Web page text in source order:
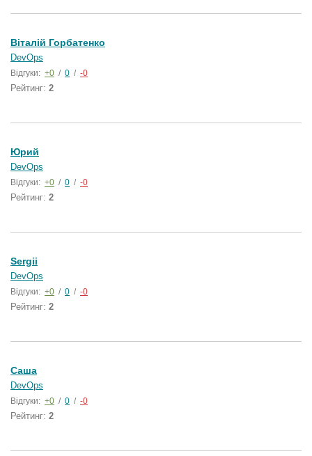
Віталій Горбатенко
DevOps
Відгуки: +0 / 0 / -0
Рейтинг: 2
Юрий
DevOps
Відгуки: +0 / 0 / -0
Рейтинг: 2
Sergii
DevOps
Відгуки: +0 / 0 / -0
Рейтинг: 2
Саша
DevOps
Відгуки: +0 / 0 / -0
Рейтинг: 2